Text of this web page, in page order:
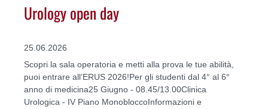
Urology open day
25.06.2026
Scopri la sala operatoria e metti alla prova le tue abilità,
puoi entrare all’ERUS 2026!Per gli studenti dal 4° al 6°
anno di medicina25 Giugno - 08.45/13.00Clinica
Urologica - IV Piano MonobloccoInformazioni e